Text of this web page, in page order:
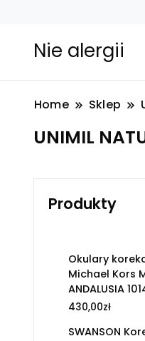
Nie alergii
Home Sklep
UNIMIL
Produkty
Okulary
Michael Kors
ANDALUSIA
430,00zł
SWANSON